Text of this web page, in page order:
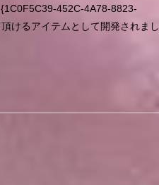
452C-4A78-8823-
けるアイテムとして開発されまし